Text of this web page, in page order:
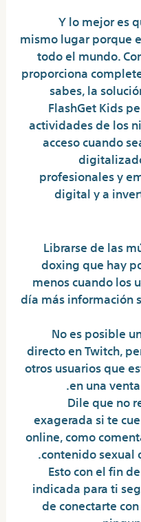
Y lo mejor es
mismo lugar porque
todo el mundo.
proporciona
sabes, la
FlashGet Kids
actividades de los
acceso cuando
profesionales y
digital y a
Librarse de las
doxing que hay
menos cuando los
día más información
No es posible
directo en Twitch,
otros usuarios que
en una
Dile que no
exagerada si te
online, como
contenido sexual
Esto con el fin
indicada para ti
de conectarte